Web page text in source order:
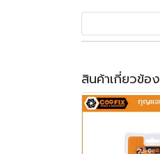
สินค้าเกี่ยวข้อง